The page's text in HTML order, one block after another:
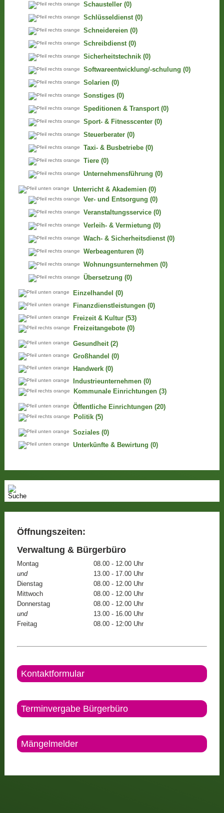
Schausteller (0)
Schlüsseldienst (0)
Schneidereien (0)
Schreibdienst (0)
Sicherheitstechnik (0)
Softwareentwicklung/-schulung (0)
Solarien (0)
Sonstiges (0)
Speditionen & Transport (0)
Sport- & Fitnesscenter (0)
Steuerberater (0)
Taxi- & Busbetriebe (0)
Tiere (0)
Unternehmensführung (0)
Unterricht & Akademien (0)
Ver- und Entsorgung (0)
Veranstaltungsservice (0)
Verleih- & Vermietung (0)
Wach- & Sicherheitsdienst (0)
Werbeagenturen (0)
Wohnungsunternehmen (0)
Übersetzung (0)
Einzelhandel (0)
Finanzdienstleistungen (0)
Freizeit & Kultur (53)
Freizeitangebote (0)
Gesundheit (2)
Großhandel (0)
Handwerk (0)
Industrieunternehmen (0)
Kommunale Einrichtungen (3)
Öffentliche Einrichtungen (20)
Politik (5)
Soziales (0)
Unterkünfte & Bewirtung (0)
Öffnungszeiten:
Verwaltung & Bürgerbüro
Montag
08.00 - 12.00 Uhr
und
13.00 - 17.00 Uhr
Dienstag
08.00 - 12.00 Uhr
Mittwoch
08.00 - 12.00 Uhr
Donnerstag
08.00 - 12.00 Uhr
und
13.00 - 16.00 Uhr
Freitag
08.00 - 12:00 Uhr
Kontaktformular
Terminvergabe Bürgerbüro
Mängelmelder